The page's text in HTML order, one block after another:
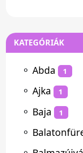
KATEGÓRIÁK
⚬ Abda 1
⚬ Ajka 1
⚬ Baja 1
⚬